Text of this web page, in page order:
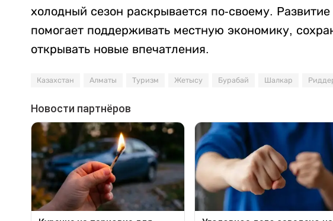
холодный сезон раскрывается по-своему.
помогает поддерживать местную экономику,
открывать новые впечатления.
Казахстан Алматы Туризм Жетысу Бурабай Шалкар